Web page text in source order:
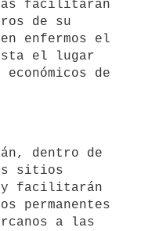
de su
enfermos el
el lugar
de
sitios
y facilitarán
permanentes
a las